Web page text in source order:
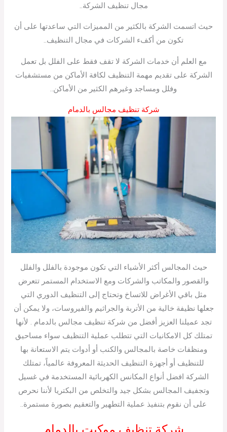
مجال تنظيف الشركة..
حيث اتسمت الشركة بالكثير من المميزات التي ساعدتها على أن
تكون من أكفء الشركات في مجال التنظيف..
مع العلم أن خدمات الشركة لا تقف فقط على الفلل بل تعمل
الشركة على تقديم مهمة التنظيف لكافة الأماكن من مستشفيات
وفلل ومساجد وغيرهم الكثير من الأماكن..
شركة تنظيف مجالس بالدمام
حيث المجالس أكثر الأشياء التي تكون موجودة بالفلل والفلل
والقصور والمكاتب والشركات ومع الاستخدام المستمر تتعرض
مثل باقي الأغراض للاتساخ وتحتاج إلى التنظيف الدوري التي
جعلها نظيفة خالية من الأتربة والجراثيم والفيروسات، ولا يمكن أن
تجد عميلنا العزيز أفضل من شركة تنظيف مجالس بالدمام . لأنها
تمتلك كل الامكانيات التي تتطلب عملية التنظيف سواء مساحيق
ومنظفات خاصة بالمجالس والكنب أو أدوات يتم الاستعانة بها
للتنظيف أو أجهزة التنظيف الحديثة المعروفة عالمياً، تمتلك
الشركة افضل أنواع المكانس الكهربائية المستخدمة في غسيل
وتجفيف المجالس بشكل جيد والتخلص من البكتريا لأننا نحرص
على أن نقوم بتنفيذ عملية التطهير والتعقيم بصورة مستمرة..